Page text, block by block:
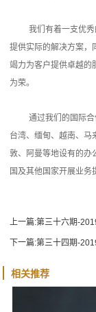
我们有着一支优
提供实际的解决方案，
竭力为客户提供卓越的
为荣。
通过我们的国际
台湾、缅甸、越南、马
敦、阿曼等地设有的办
国及其他国家开展业务
上一篇:第三十六期-
下一篇:第三十四期-
相关推荐